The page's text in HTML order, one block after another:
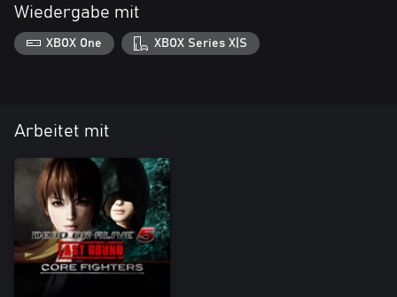
Wiedergabe mit
XBOX One XBOX Series X|S
Arbeitet mit